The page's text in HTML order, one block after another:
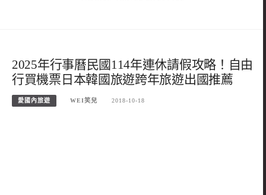
2025年行事曆民國114年連休請假攻略！自由
行買機票日本韓國旅遊跨年旅遊出國推薦
愛國內旅遊 WEI笑兒 2018-10-18